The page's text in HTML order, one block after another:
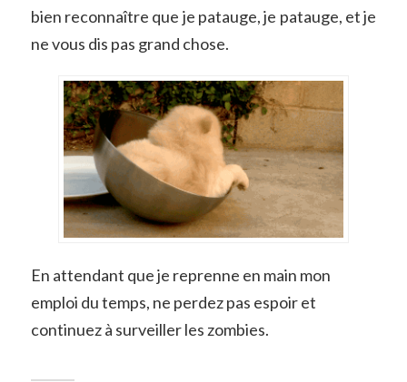
bien reconnaître que je patauge, je patauge, et je
ne vous dis pas grand chose.
En attendant que je reprenne en main mon
emploi du temps, ne perdez pas espoir et
continuez à surveiller les zombies.